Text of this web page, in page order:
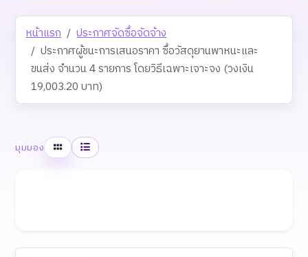
หน้าแรก
ประกาศจัดซื้อจัดจ้าง
ประกาศผู้ชนะการเสนอราคา ซื้อวัสดุยานพาหนะและ
ขนส่ง จำนวน 4 รายการ โดยวิธีเฉพาะเจาะจง (วงเงิน
19,003.20 บาท)
มุมมอง ตารางรายการ